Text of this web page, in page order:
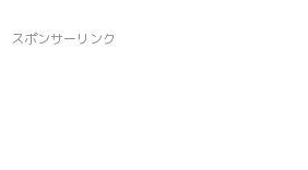
スポンサーリンク